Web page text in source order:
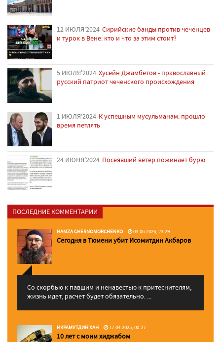
12 ИЮЛЯ'2024 Сирийские банды против чеченцев
и турок в Вене: кто и что за этим стоит?
5 ИЮЛЯ'2024 Хусейн Джамбетов - православный
русский патриот чеченского происхождения
1 ИЮЛЯ'2024 К успешным мусульманам: прошло
время петлять
24 ИЮНЯ'2024 Посеявший ветер пожинает бурю
ПОСЛЕДНИЕ КОММЕНТАРИИ
HAMZA CHERNOMORCHENKO 03.06.2026, 23:29
Сегодня в Тюмени убит Исомитдин Акбаров
Со скорбью к павшим и ненавестью к притеснителям,
жизнь идет, расчет будет обязательно. ...
ИКРАМУТДИН ХАН 17.04.2025, 00:27
10 лет с моим хиджабом